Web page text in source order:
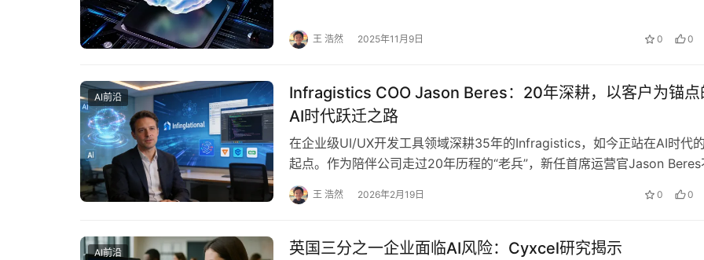
王 浩然 2025年11月9日 0 0
AI前沿
Infragistics COO Jason Beres：20年深耕，以客户为锚点
AI时代跃迁之路
在企业级UI/UX开发工具领域深耕35年的Infragistics，如今正站在AI时代
起点。作为陪伴公司走过20年历程的“老兵”，新任首席运营官Jason Beres
仅见证了…
王 浩然 2026年2月19日 0 0
AI前沿 英国三分之一企业面临AI风险：Cyxcel研究揭示